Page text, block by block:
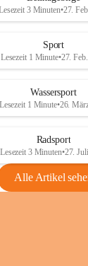
Nr. 18
3 Minuten•27.
Sport
Lesezeit 1 Minute•27.
Wassersport
Lesezeit 1 Minute•26.
Radsport
Lesezeit 3 Minuten•27.
Alle Artikel